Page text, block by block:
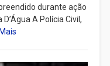
durante ação
A Polícia Civil,